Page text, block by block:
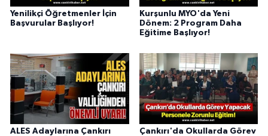
Yenilikçi Öğretmenler İçin
Başvurular Başlıyor!
Kurşunlu MYO'da Yeni
Dönem: 2 Program Daha
Eğitime Başlıyor!
ALES Adaylarına Çankırı
Çankırı'da Okullarda Görev